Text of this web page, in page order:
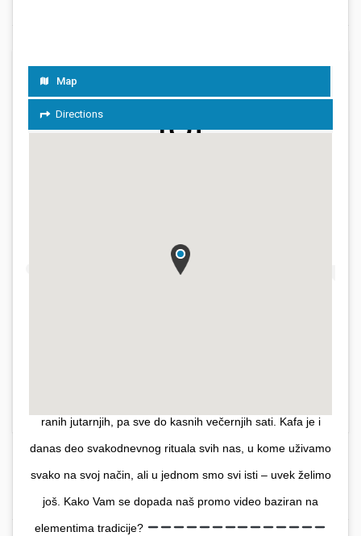
ranih jutarnjih, pa sve do kasnih večernjih sati. Kafa je i
danas deo svakodnevnog rituala svih nas, u kome uživamo
svako na svoj način, ali u jednom smo svi isti – uvek želimo
još. Kako Vam se dopada naš promo video baziran na
elementima tradicije?
Map
Directions
Kontakt